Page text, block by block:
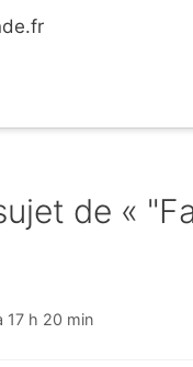
de «
17 h 20 min